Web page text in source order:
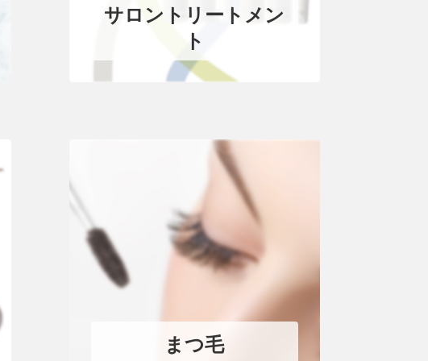
サロントリートメン
ト
まつ毛